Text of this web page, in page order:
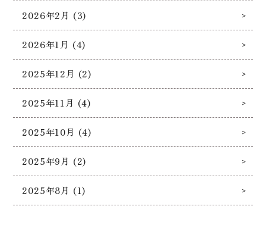
2026年2月 (3)
2026年1月 (4)
2025年12月 (2)
2025年11月 (4)
2025年10月 (4)
2025年9月 (2)
2025年8月 (1)